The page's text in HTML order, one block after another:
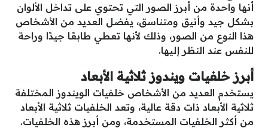
أنها واحدة من أبرز الصور التي تحتوي على تداخل الألوان
بشكل جيد وأنيق ومتناسق، يفضل العديد من الأشخاص
هذا النوع من الصور، وذلك لأنها تعطي طابعًا جيدًا وراحة
للنفس عند النظر إليها.
أبرز خلفيات ويندوز ثلاثية الأبعاد
يستخدم العديد من الأشخاص خلفيات الويندوز المختلفة
ثلاثية الأبعاد ذات دقة عالية، وتعد الخلفيات ثلاثية الأبعاد
من أكثر الخلفيات المستخدمة، ومن أبرز هذه الخلفيات.